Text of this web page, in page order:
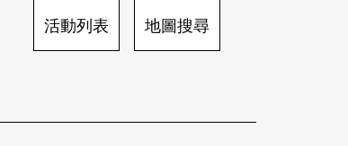
活動列表 地圖搜尋